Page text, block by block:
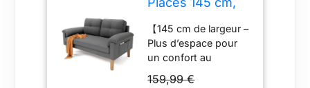
Salon avec
Ressorts et
Mousse Haute
Densité, Canapé
【145 cm de largeur –
Plus d’espace pour
un confort au
159,99 €